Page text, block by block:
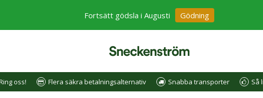
Fortsätt gödsla i Augusti Gödning
oss! Flera säkra betalningsalternativ Snabba transporter Så